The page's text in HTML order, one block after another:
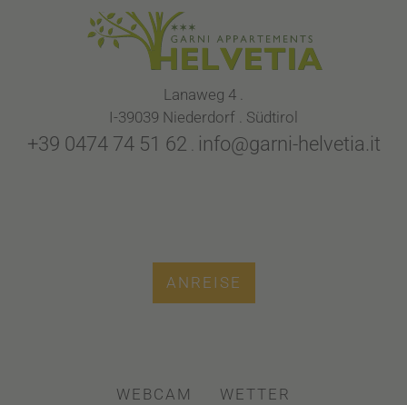
Lanaweg 4 .
I-39039 Niederdorf . Südtirol
+39 0474 74 51 62 . info@garni-helvetia.it
ANREISE
WEBCAM WETTER